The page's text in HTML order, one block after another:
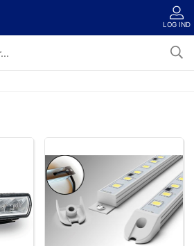
LOG IND